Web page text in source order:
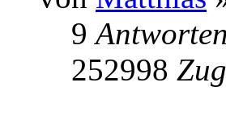
9Antworten
252998